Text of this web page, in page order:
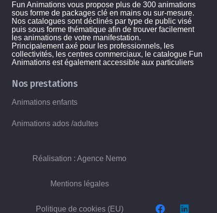
Fun Animations vous propose plus de 300 animations
sous forme de packages clé en mains ou sur-mesure.
Nos catalogues sont déclinés par type de public visé
puis sous forme thématique afin de trouver facilement
les animations de votre manifestation.
Principalement axé pour les professionnels, les
collectivités, les centres commerciaux, le catalogue Fun
Animations est également accessible aux particuliers
Nos prestations
Animations enfants
Animations ados /adultes
Réalisation : Agence Nemo
Mentions légales
Politique de cookies (EU)